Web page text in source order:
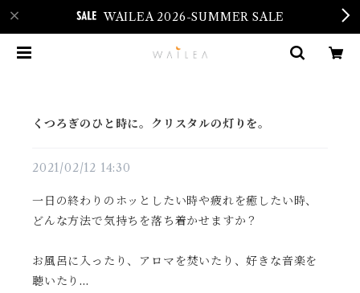
WAILEA 2026-SUMMER SALE
くつろぎのひと時に。クリスタルの灯りを。
2021/02/12 14:30
一日の終わりのホッとしたい時や疲れを癒したい時、
どんな方法で気持ちを落ち着かせますか？
お風呂に入ったり、アロマを焚いたり、好きな音楽を
聴いたり…